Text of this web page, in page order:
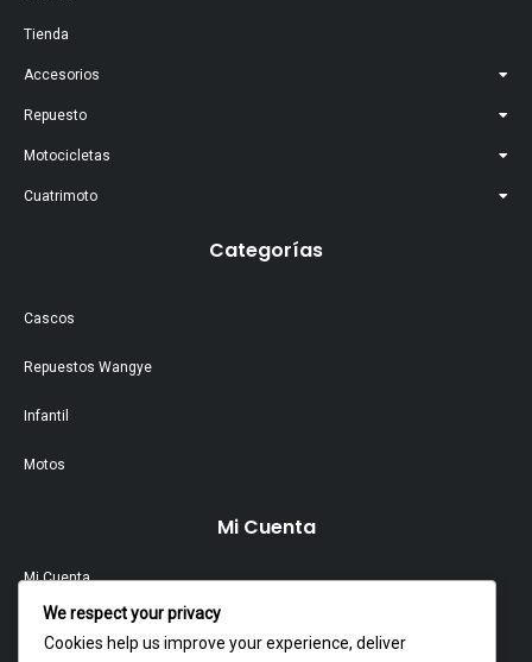
Tienda
Accesorios
Repuesto
Motocicletas
Cuatrimoto
Categorías
Cascos
Repuestos Wangye
Infantil
Motos
Mi Cuenta
Mi Cuenta
We respect your privacy
Cookies help us improve your experience, deliver